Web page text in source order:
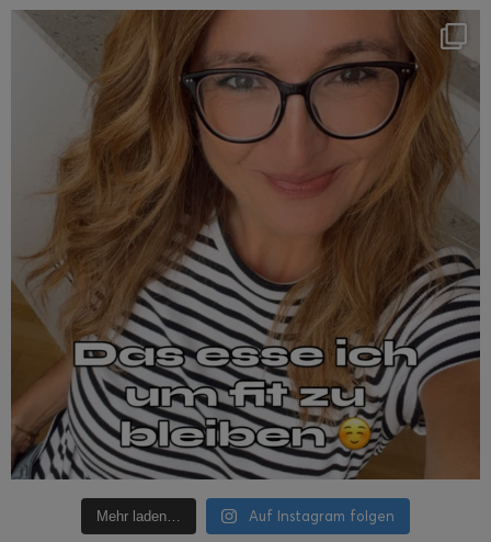
Mehr laden… Auf Instagram folgen